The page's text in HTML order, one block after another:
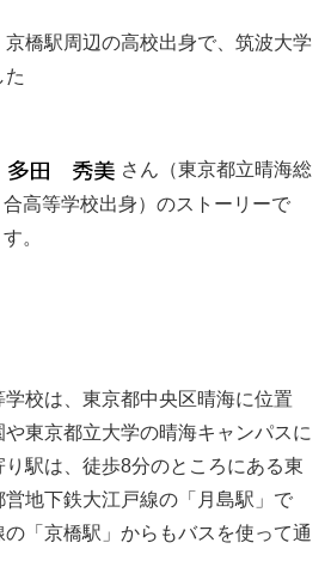
橋駅周辺の高校出身で、筑波大学
た
さん（東京都立晴海総
合高等学校出身）のストーリーで
す。
校は、東京都中央区晴海に位置
東京都立大学の晴海キャンパスに
駅は、徒歩8分のところにある東
地下鉄大江戸線の「月島駅」で
「京橋駅」からもバスを使って通